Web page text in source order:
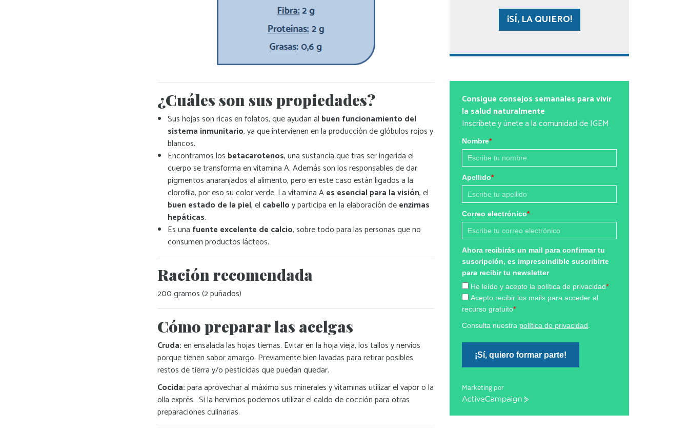
¿Cuáles son sus propiedades?
Sus hojas son ricas en folatos, que ayudan al buen funcionamiento del
sistema inmunitario, ya que intervienen en la producción de glóbulos rojos y
blancos.
Encontramos los betacarotenos, una sustancia que tras ser ingerida el
cuerpo se transforma en vitamina A. Además son los responsables de dar
pigmentos anaranjados al alimento, pero en este caso están ligados a la
clorofila, por eso su color verde. La vitamina Aes esencial para la visión, el
buen estado de la piel, el cabelloy participa en la elaboración deenzimas
hepáticas.
Es una fuente excelente de calcio, sobre todo para las personas que no
consumen productos lácteos.
Ración recomendada
200 gramos (2 puñados)
Cómo preparar las acelgas
Cruda:en ensalada las hojas tiernas. Evitar en la hoja vieja, los tallos y nervios
porque tienen sabor amargo. Previamente bien lavadas para retirar posibles
restos de tierra y/o pesticidas que puedan quedar.
Cocida:para aprovechar al máximo sus minerales y vitaminas utilizar el vapor o la
olla exprés. Si la hervimos podemos utilizar el caldo de cocción para otras
preparaciones culinarias.
¡SÍ, LA QUIERO!
Consigue consejos semanales para vivir
la salud naturalmente
Inscríbete y únete a la comunidad de IGEM
Nombre*
Apellido*
Correo electrónico*
Ahora recibirás un mail para confirmar tu
suscripción, es imprescindible suscribirte
para recibir tu newsletter
He leído y acepto la política de privacidad*
Acepto recibir los mails para acceder al
recurso gratuito*
Consulta nuestra política de privacidad
¡Sí, quiero formar parte!
Marketing por
ActiveCampaign